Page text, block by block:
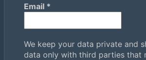
Email *
We keep your data private and
data only with third parties that